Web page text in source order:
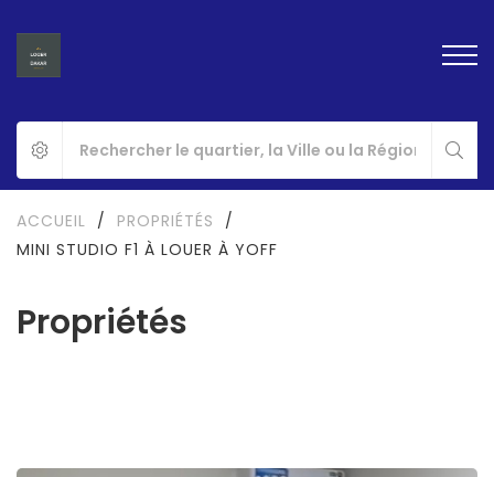
Propriétés
ACCUEIL / PROPRIÉTÉS
/
MINI STUDIO F1 À LOUER À YOFF